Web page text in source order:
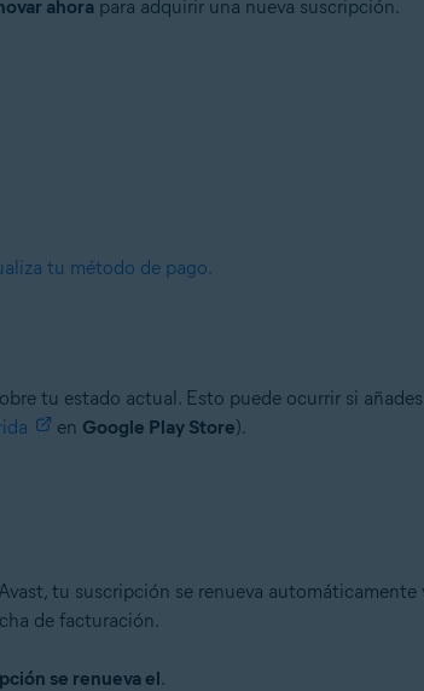
ahorapara adquirir una nueva suscripción.
tu método de pago.
tu estado actual. Esto puede ocurrir si
en Google Play Store).
tu suscripción se renueva
de facturación.
se renueva el.